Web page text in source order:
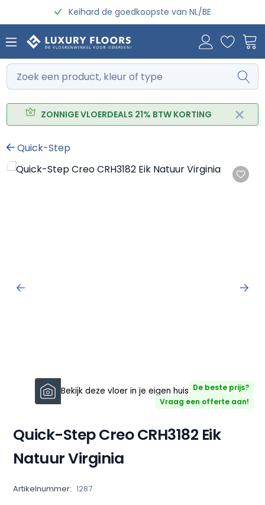
Ga naar de hoofdinhoudKeihard de goedkoopste van NL/BE
ZONNIGE VLOERDEALS 21% BTW KORTING
Quick-Step
Afbeeldingengalerij overslaan
Bekijk deze vloer in je eigen huis! De beste prijs?
Vraag een offerte aan!
Quick-Step Creo CRH3182 Eik
Natuur Virginia
Artikelnummer: 1287